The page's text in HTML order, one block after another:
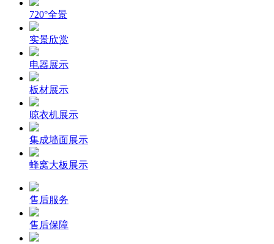
720°全景
实景欣赏
电器展示
板材展示
晾衣机展示
集成墙面展示
蜂窝大板展示
售后服务
售后保障